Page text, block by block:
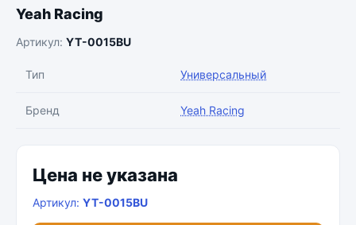
Yeah Racing
Артикул: YT-0015BU
Тип Универсальный
Бренд Yeah Racing
Цена не указана
Артикул: YT-0015BU